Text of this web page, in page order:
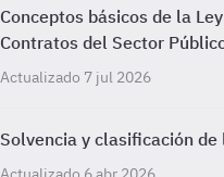
Conceptos básicos de la
Contratos del Sector
Actualizado 7 jul 2026
Solvencia y clasificación de